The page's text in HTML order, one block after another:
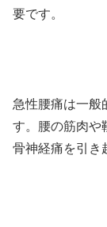
要です。
急性腰痛は一般
す。腰の筋肉や
骨神経痛を引き